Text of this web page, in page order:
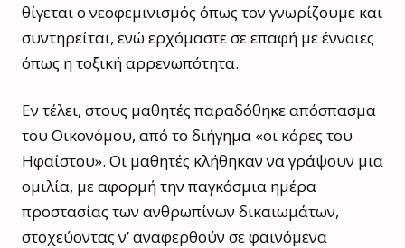
θίγεται ο νεοφεμινισμός όπως τον γνωρίζουμε και
συντηρείται, ενώ ερχόμαστε σε επαφή με έννοιες
όπως η τοξική αρρενωπότητα.
Εν τέλει, στους μαθητές παραδόθηκε απόσπασμα
του Οικονόμου, από το διήγημα «οι κόρες του
Ηφαίστου». Οι μαθητές κλήθηκαν να γράψουν μια
ομιλία, με αφορμή την παγκόσμια ημέρα
προστασίας των ανθρωπίνων δικαιωμάτων,
στοχεύοντας ν’ αναφερθούν σε φαινόμενα